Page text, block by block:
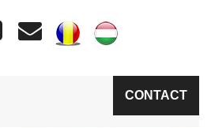
CONTACT